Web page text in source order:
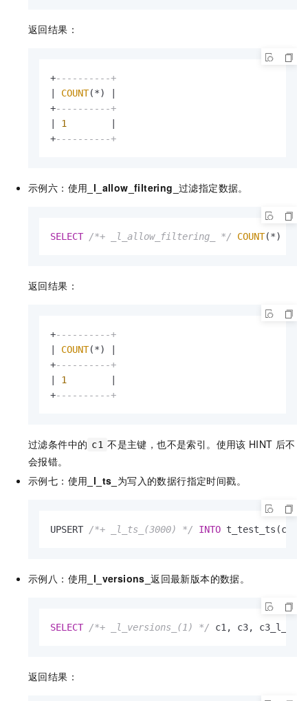
返回结果：
+----------+
COUNT(*)
+----------+
1
+----------+
示例六：使用 _l_allow_filtering_过滤指定数据。
SELECT /*+ _l_allow_filtering_ */ COUNT(*)
返回结果：
+----------+
COUNT(*)
+----------+
1
+----------+
过滤条件中的 c1 不是主键，也不是索引。使用该 HINT 后不
会报错。
示例七：使用 _l_ts_ 为写入的数据行指定时间戳。
UPSERT /*+ _l_ts_(3000) */ INTO t_test_ts(c1,
示例八：使用 _l_versions_返回最新版本的数据。
SELECT /*+ _l_versions_(1) */ c1, c3, c3_l_ts
返回结果：